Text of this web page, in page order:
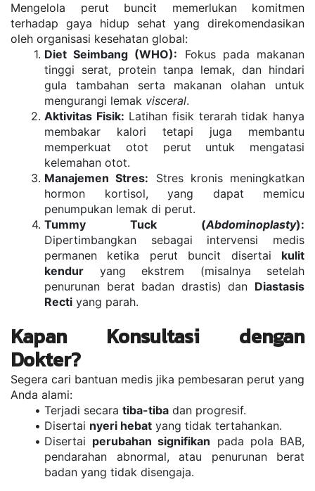
Mengelola perut buncit memerlukan komitmen
terhadap gaya hidup sehat yang direkomendasikan
oleh organisasi kesehatan global:
Diet Seimbang (WHO): Fokus pada makanan
tinggi serat, protein tanpa lemak, dan hindari
gula tambahan serta makanan olahan untuk
mengurangi lemak visceral.
Aktivitas Fisik: Latihan fisik terarah tidak hanya
membakar kalori tetapi juga membantu
memperkuat otot perut untuk mengatasi
kelemahan otot.
Manajemen Stres: Stres kronis meningkatkan
hormon kortisol, yang dapat memicu
penumpukan lemak di perut.
Tummy Tuck (Abdominoplasty):
Dipertimbangkan sebagai intervensi medis
permanen ketika perut buncit disertai kulit
kendur yang ekstrem (misalnya setelah
penurunan berat badan drastis) dan Diastasis
Recti yang parah.
Kapan Konsultasi dengan
Dokter?
Segera cari bantuan medis jika pembesaran perut yang
Anda alami:
Terjadi secara tiba-tiba dan progresif.
Disertai nyeri hebat yang tidak tertahankan.
Disertai perubahan signifikan pada pola BAB,
pendarahan abnormal, atau penurunan berat
badan yang tidak disengaja.